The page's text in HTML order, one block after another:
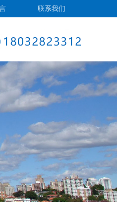
联系我们